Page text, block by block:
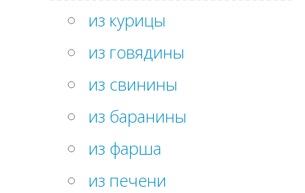
из курицы
из говядины
из свинины
из баранины
из фарша
из печени